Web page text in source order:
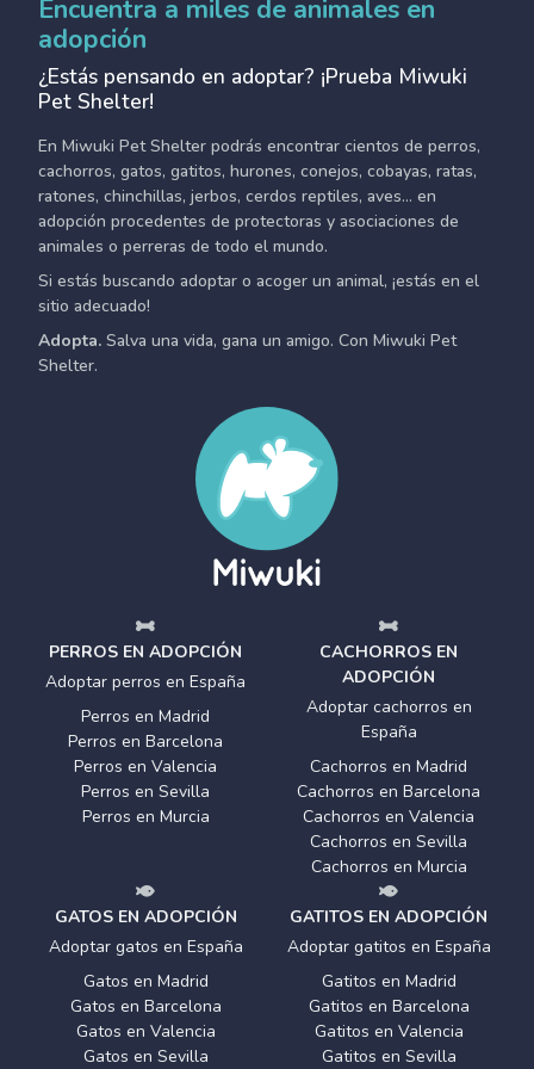
Encuentra a miles de animales en
adopción
¿Estás pensando en adoptar? ¡Prueba Miwuki
Pet Shelter!
En Miwuki Pet Shelter podrás encontrar cientos de perros,
cachorros, gatos, gatitos, hurones, conejos, cobayas, ratas,
ratones, chinchillas, jerbos, cerdos reptiles, aves... en
adopción procedentes de protectoras y asociaciones de
animales o perreras de todo el mundo.
Si estás buscando adoptar o acoger un animal, ¡estás en el
sitio adecuado!
Adopta. Salva una vida, gana un amigo. Con Miwuki Pet
Shelter.
PERROS EN ADOPCIÓN
Adoptar perros en España
Perros en Madrid
Perros en Barcelona
Perros en Valencia
Perros en Sevilla
Perros en Murcia
CACHORROS EN
ADOPCIÓN
Adoptar cachorros en
España
Cachorros en Madrid
Cachorros en Barcelona
Cachorros en Valencia
Cachorros en Sevilla
Cachorros en Murcia
GATOS EN ADOPCIÓN
Adoptar gatos en España
Gatos en Madrid
Gatos en Barcelona
Gatos en Valencia
Gatos en Sevilla
GATITOS EN ADOPCIÓN
Adoptar gatitos en España
Gatitos en Madrid
Gatitos en Barcelona
Gatitos en Valencia
Gatitos en Sevilla